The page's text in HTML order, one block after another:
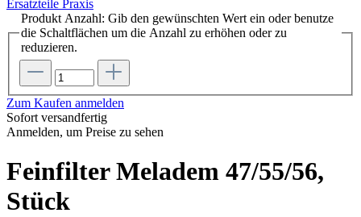
Ersatzteile Praxis
Produkt Anzahl: Gib den gewünschten Wert ein oder benutze
die Schaltflächen um die Anzahl zu erhöhen oder zu
reduzieren.
Zum Kaufen anmelden
Sofort versandfertig
Anmelden, um Preise zu sehen
Feinfilter Meladem 47/55/56,
Stück